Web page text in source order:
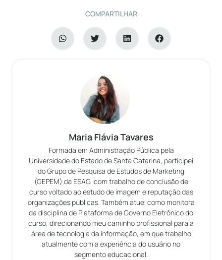
COMPARTILHAR
Maria Flávia Tavares
Formada em Administração Pública pela
Universidade do Estado de Santa Catarina, participei
do Grupo de Pesquisa de Estudos de Marketing
(GEPEM) da ESAG, com trabalho de conclusão de
curso voltado ao estudo de imagem e reputação das
organizações públicas. Também atuei como monitora
da disciplina de Plataforma de Governo Eletrônico do
curso, direcionando meu caminho profissional para a
área de tecnologia da informação, em que trabalho
atualmente com a experiência do usuário no
segmento educacional.